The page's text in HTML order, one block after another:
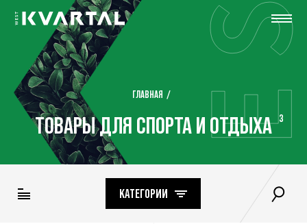
ГЛАВНАЯ
ТОВАРЫ ДЛЯ СПОРТА И ОТДЫХА 3
КАТЕГОРИИ